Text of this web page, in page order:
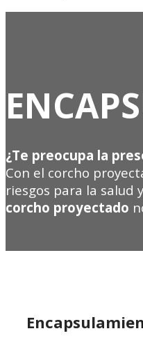
¿Te preocupa la
Con el corcho
riesgos para la salud
corcho proyectado